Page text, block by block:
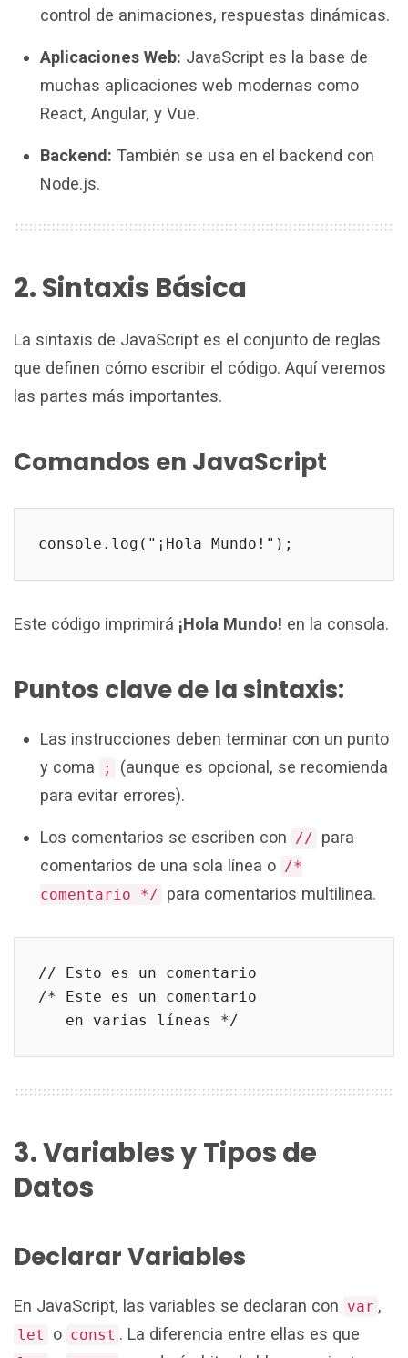
control de animaciones, respuestas dinámicas.
Aplicaciones Web: JavaScript es la base de
muchas aplicaciones web modernas como
React, Angular, y Vue.
Backend: También se usa en el backend con
Node.js.
2. Sintaxis Básica
La sintaxis de JavaScript es el conjunto de reglas
que definen cómo escribir el código. Aquí veremos
las partes más importantes.
Comandos en JavaScript
console.log("¡Hola Mundo!");
Este código imprimirá ¡Hola Mundo! en la consola.
Puntos clave de la sintaxis:
Las instrucciones deben terminar con un punto
y coma
;
(aunque es opcional, se recomienda
para evitar errores).
Los comentarios se escriben con // para
comentarios de una sola línea o /*
comentario */ para comentarios multilinea.
// Esto es un comentario
/* Este es un comentario
   en varias líneas */
3. Variables y Tipos de
Datos
Declarar Variables
En JavaScript, las variables se declaran con var ,
let o const . La diferencia entre ellas es que